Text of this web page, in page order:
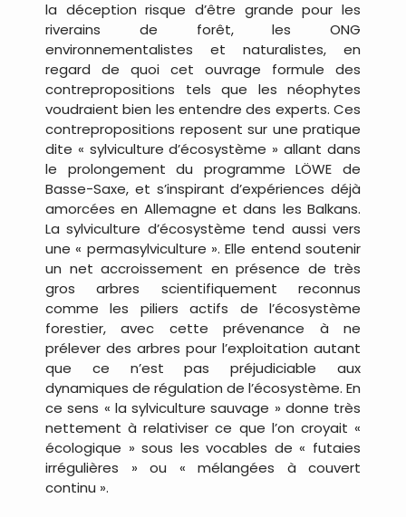
la déception risque d’être grande pour les
riverains de forêt, les ONG
environnementalistes et naturalistes, en
regard de quoi cet ouvrage formule des
contrepropositions tels que les néophytes
voudraient bien les entendre des experts. Ces
contrepropositions reposent sur une pratique
dite « sylviculture d’écosystème » allant dans
le prolongement du programme LÖWE de
Basse-Saxe, et s’inspirant d’expériences déjà
amorcées en Allemagne et dans les Balkans.
La sylviculture d’écosystème tend aussi vers
une « permasylviculture ». Elle entend soutenir
un net accroissement en présence de très
gros arbres scientifiquement reconnus
comme les piliers actifs de l’écosystème
forestier, avec cette prévenance à ne
prélever des arbres pour l’exploitation autant
que ce n’est pas préjudiciable aux
dynamiques de régulation de l’écosystème. En
ce sens « la sylviculture sauvage » donne très
nettement à relativiser ce que l’on croyait «
écologique » sous les vocables de « futaies
irrégulières » ou « mélangées à couvert
continu ».